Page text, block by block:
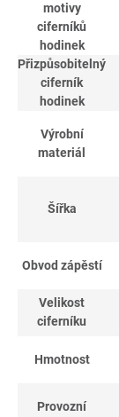
motivy
ciferníků
hodinek
Přizpůsobitelný
ciferník
hodinek
Výrobní
materiál
Šířka
Obvod zápěstí
Velikost
ciferníku
Hmotnost
Provozní